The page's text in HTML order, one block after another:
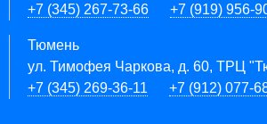
+7 (345) 267-73-66
+7 (919) 956-
Тюмень
ул. Тимофея Чаркова, д. 60, ТРЦ
+7 (345) 269-36-11
+7 (912) 077-